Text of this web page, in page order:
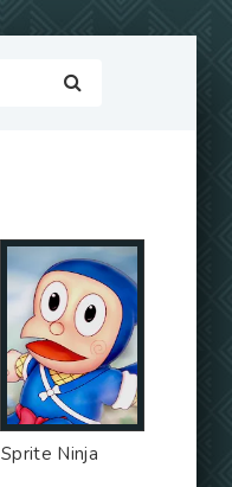
Sprite Ninja